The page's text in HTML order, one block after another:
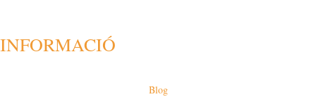
INFORMACIÓ
Blog